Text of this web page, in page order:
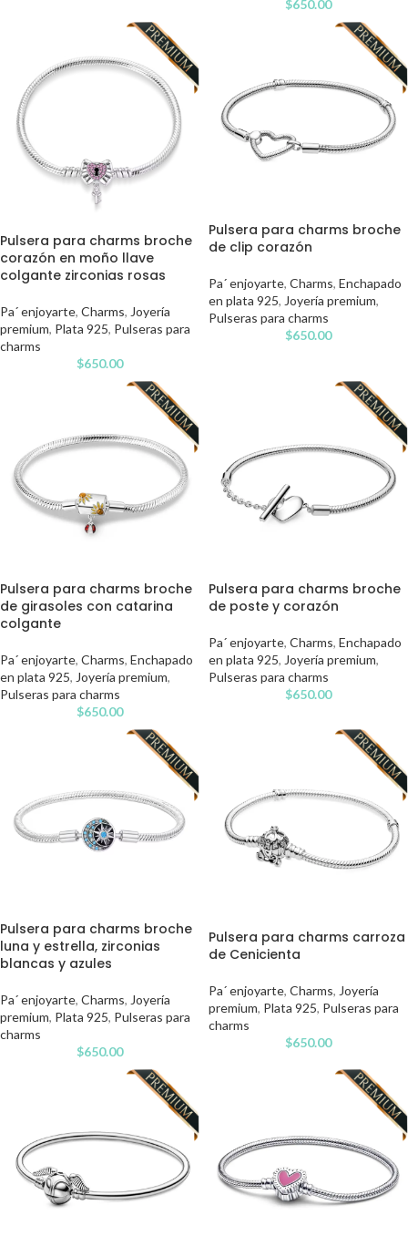
$650.00
Pulsera para charms broche
corazón en moño llave
colgante zirconias rosas
Pa´ enjoyarte, Charms, Joyería
premium, Plata 925, Pulseras para
charms
$650.00
Pulsera para charms broche
de clip corazón
Pa´ enjoyarte, Charms, Enchapado
en plata 925, Joyería premium,
Pulseras para charms
$650.00
Pulsera para charms broche
de girasoles con catarina
colgante
Pa´ enjoyarte, Charms, Enchapado
en plata 925, Joyería premium,
Pulseras para charms
$650.00
Pulsera para charms broche
de poste y corazón
Pa´ enjoyarte, Charms, Enchapado
en plata 925, Joyería premium,
Pulseras para charms
$650.00
Pulsera para charms broche
luna y estrella, zirconias
blancas y azules
Pa´ enjoyarte, Charms, Joyería
premium, Plata 925, Pulseras para
charms
$650.00
Pulsera para charms carroza
de Cenicienta
Pa´ enjoyarte, Charms, Joyería
premium, Plata 925, Pulseras para
charms
$650.00